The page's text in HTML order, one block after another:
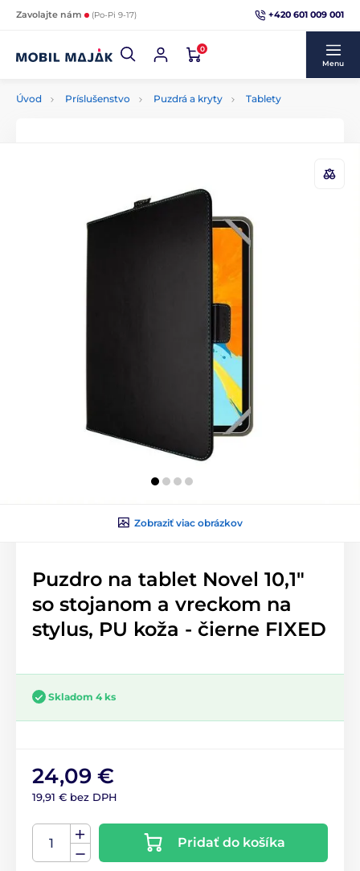
Zavolajte nám (Po-Pi 9-17) +420 601 009 001
0
Menu
Úvod Príslušenstvo Puzdrá a kryty Tablety
Zobraziť viac obrázkov
Puzdro na tablet Novel 10,1"
so stojanom a vreckom na
stylus, PU koža - čierne FIXED
Skladom 4 ks
24,09 €
19,91 € bez DPH
Pridať do košíka